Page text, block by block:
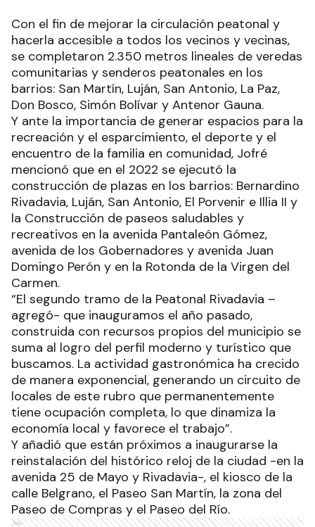
Con el fin de mejorar la circulación peatonal y
hacerla accesible a todos los vecinos y vecinas,
se completaron 2.350 metros lineales de veredas
comunitarias y senderos peatonales en los
barrios: San Martín, Luján, San Antonio, La Paz,
Don Bosco, Simón Bolívar y Antenor Gauna.
Y ante la importancia de generar espacios para la
recreación y el esparcimiento, el deporte y el
encuentro de la familia en comunidad, Jofré
mencionó que en el 2022 se ejecutó la
construcción de plazas en los barrios: Bernardino
Rivadavia, Luján, San Antonio, El Porvenir e Illia II y
la Construcción de paseos saludables y
recreativos en la avenida Pantaleón Gómez,
avenida de los Gobernadores y avenida Juan
Domingo Perón y en la Rotonda de la Virgen del
Carmen.
“El segundo tramo de la Peatonal Rivadavia –
agregó- que inauguramos el año pasado,
construida con recursos propios del municipio se
suma al logro del perfil moderno y turístico que
buscamos. La actividad gastronómica ha crecido
de manera exponencial, generando un circuito de
locales de este rubro que permanentemente
tiene ocupación completa, lo que dinamiza la
economía local y favorece el trabajo”.
Y añadió que están próximos a inaugurarse la
reinstalación del histórico reloj de la ciudad -en la
avenida 25 de Mayo y Rivadavia-, el kiosco de la
calle Belgrano, el Paseo San Martín, la zona del
Paseo de Compras y el Paseo del Río.
Ads